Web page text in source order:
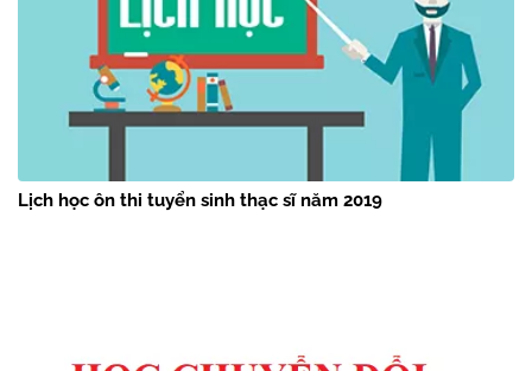
Lịch học ôn thi tuyển sinh thạc sĩ năm 2019